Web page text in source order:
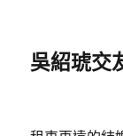
吳紹琥交